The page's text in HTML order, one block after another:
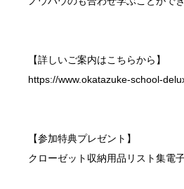
【詳しいご案内はこちらから】
https://www.okatazuke-school-
【参加特典プレゼント】
クローゼット収納用品リスト集電